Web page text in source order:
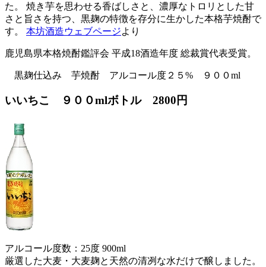
た。 焼き芋を思わせる香ばしさと、濃厚なトロリとした甘
さと旨さを持つ、黒麹の特徴を存分に生かした本格芋焼酎で
す。 本坊酒造ウェブページより
鹿児島県本格焼酎鑑評会 平成18酒造年度 総裁賞代表受賞。
黒麹仕込み 芋焼酎 アルコール度２５% ９００ml
いいちこ ９００mlボトル2800円
アルコール度数：25度 900ml
厳選した大麦・大麦麹と天然の清冽な水だけで醸しました。